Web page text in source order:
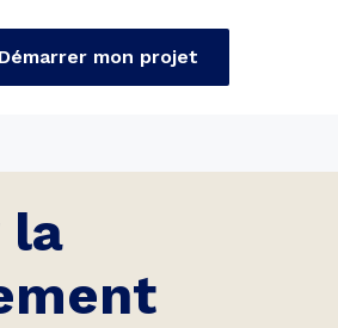
Démarrer mon projet
la